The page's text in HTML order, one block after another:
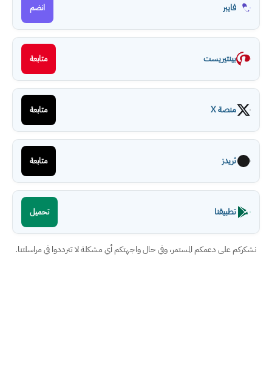
فايبر
بينتيريست
منصة X
ثريدز
تطبيقنا
على دعمكم المستمر، وفي حال واجهتكم أي مشكلة لا تترددوا في مراسلتنا.